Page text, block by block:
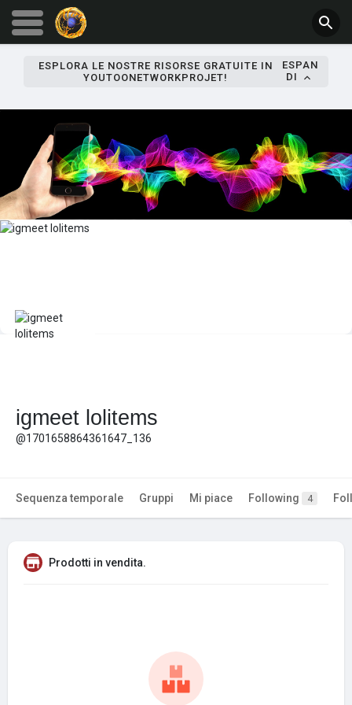
ESPLORA LE NOSTRE RISORSE GRATUITE IN
YOUTOONETWORKPROJET!
ESPAN
DI
igmeet lolitems
@1701658864361647_136
Sequenza temporale Gruppi Mi piace Following 4
Prodotti in vendita.